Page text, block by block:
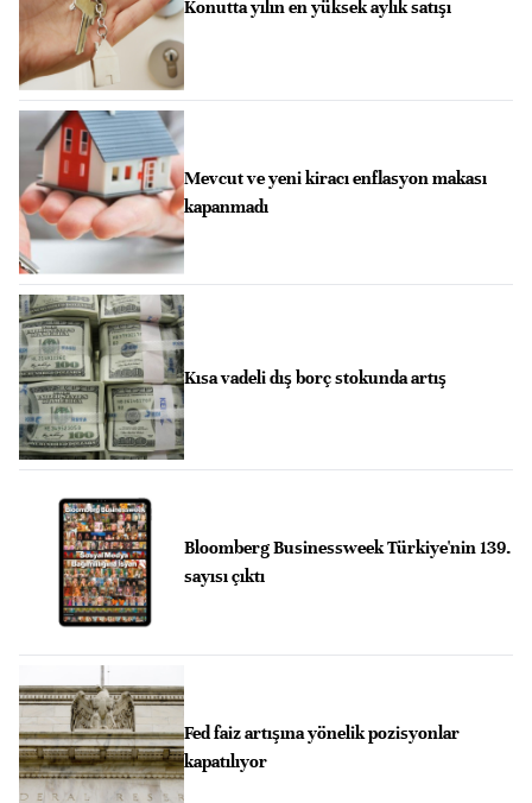
Konutta yılın en yüksek aylık satışı
Mevcut ve yeni kiracı enflasyon makası
kapanmadı
Kısa vadeli dış borç stokunda artış
Bloomberg Businessweek Türkiye'nin 139.
sayısı çıktı
Fed faiz artışına yönelik pozisyonlar
kapatılıyor